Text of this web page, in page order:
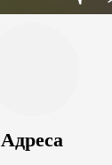
Адреса